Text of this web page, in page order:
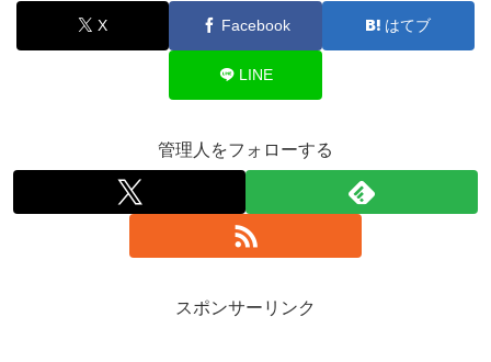
X Facebook はてブ
LINE
管理人をフォローする
スポンサーリンク